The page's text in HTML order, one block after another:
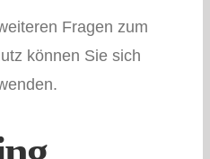
Fragen zum
können Sie sich